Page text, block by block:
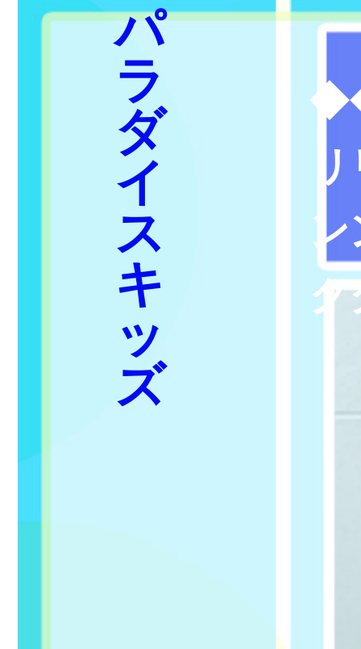
パ
ラ
ダ
イ
ス
キ
ッ
ズ
◆
リ
ン
ク